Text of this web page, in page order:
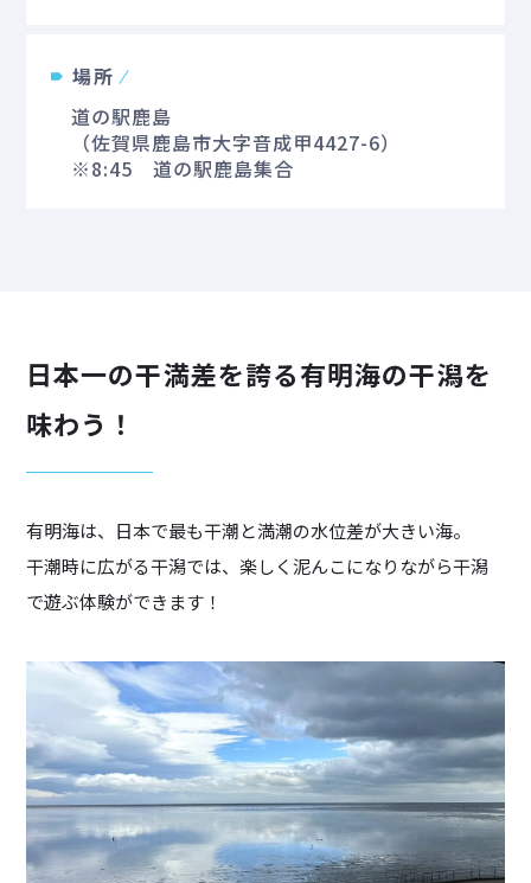
場所
道の駅鹿島
（佐賀県鹿島市大字音成甲4427-6）
※8:45 道の駅鹿島集合
日本一の干満差を誇る有明海の干潟を
味わう！
有明海は、日本で最も干潮と満潮の水位差が大きい海。
干潮時に広がる干潟では、楽しく泥んこになりながら干潟
で遊ぶ体験ができます！